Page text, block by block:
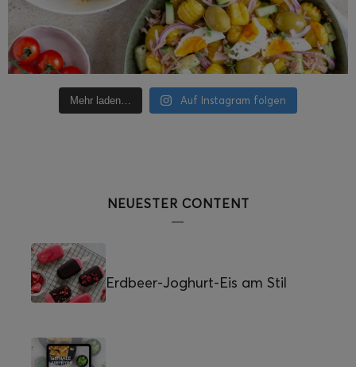
Mehr laden… Auf Instagram folgen
NEUESTER CONTENT
Erdbeer-Joghurt-Eis am Stil